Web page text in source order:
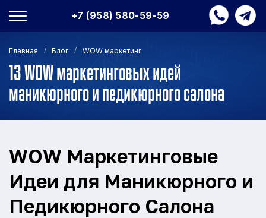
+7 (958) 580-59-59
Главная / Блог / WOW маркетинг
13 WOW маркетинговых идей
маникюрного и педикюрного салона
WOW Маркетинговые
Идеи для Маникюрного и
Педикюрного Салона